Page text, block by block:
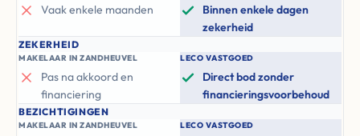
Vaak enkele maanden
Binnen enkele dagen
zekerheid
ZEKERHEID
MAKELAAR IN ZANDHEUVEL
Pas na akkoord en
financiering
LECO VASTGOED
Direct bod zonder
financieringsvoorbehoud
BEZICHTIGINGEN
MAKELAAR IN ZANDHEUVEL LECO VASTGOED